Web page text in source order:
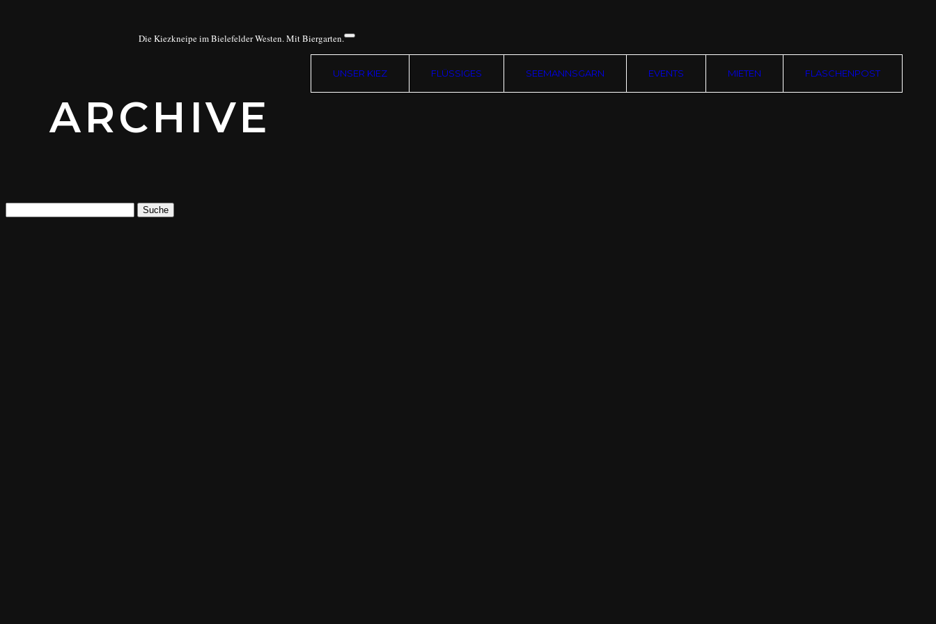
Die Kiezkneipe im Bielefelder Westen. Mit Biergarten.
UNSER KIEZ FLÜSSIGES SEEMANNSGARN EVENTS MIETEN FLASCHENPOST
ARCHIVE